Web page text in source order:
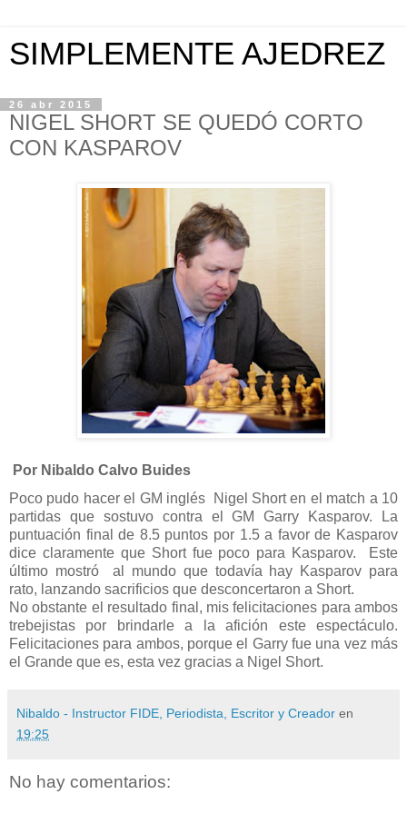
SIMPLEMENTE AJEDREZ
26 abr 2015
NIGEL SHORT SE QUEDÓ CORTO
CON KASPAROV
Por Nibaldo Calvo Buides
Poco pudo hacer el GM inglés
Nigel Short en el match a 10
partidas que sostuvo contra el GM Garry Kasparov. La
puntuación final de 8.5 puntos por 1.5 a favor de Kasparov
dice claramente que Short fue poco para Kasparov.
Este
último mostró
al mundo que todavía hay Kasparov para
rato, lanzando sacrificios que desconcertaron a Short.
No obstante el resultado final, mis felicitaciones para ambos
trebejistas por brindarle a la afición este espectáculo.
Felicitaciones para ambos, porque el Garry fue una vez más
el Grande que es, esta vez gracias a Nigel Short.
Nibaldo - Instructor FIDE, Periodista, Escritor y Creador en
19:25
No hay comentarios: